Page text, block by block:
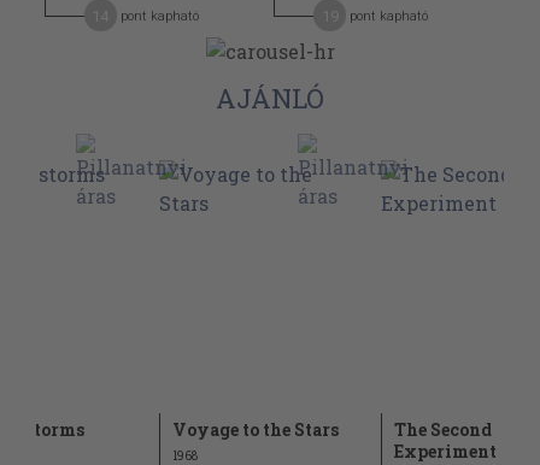
pont kapható pont kapható
AJÁNLÓ
storms Voyage to the Stars
1968
The Second
Experiment